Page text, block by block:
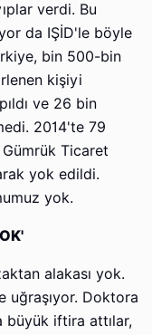
verdi. Bu
da IŞİD'le böyle
bin 500-bin
kişiyi
ve 26 bin
2014'te 79
Ticaret
yok edildi.
yok.
alakası yok.
uğraşıyor. Doktora
büyük iftira attılar,